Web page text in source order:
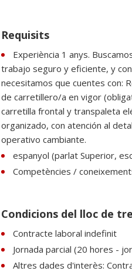
Requisits
Experiència 1 anys.
trabajo seguro y eficiente, y
necesitamos que cuentes con:
de carretillero/a en vigor
carretilla frontal y transpaleta
organizado, con atención al
operativo cambiante.
espanyol (parlat Superior,
Competències /
Condicions del lloc de
Contracte laboral indefinit
Jornada parcial (20 hores -
Altres dades d'interès: